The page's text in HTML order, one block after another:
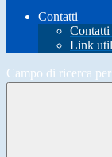
Contatti
Contatti
Link
Campo di ricerca